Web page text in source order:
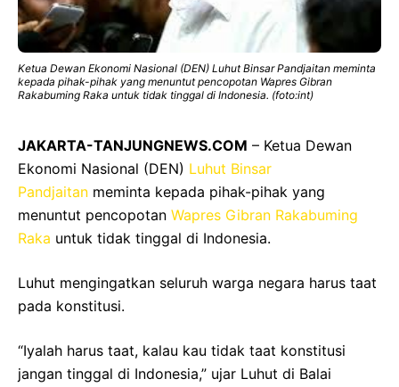
Ketua Dewan Ekonomi Nasional (DEN) Luhut Binsar Pandjaitan meminta
kepada pihak-pihak yang menuntut pencopotan Wapres Gibran
Rakabuming Raka untuk tidak tinggal di Indonesia. (foto:int)
JAKARTA-TANJUNGNEWS.COM – Ketua Dewan
Ekonomi Nasional (DEN) Luhut Binsar
Pandjaitan meminta kepada pihak-pihak yang
menuntut pencopotan Wapres Gibran Rakabuming
Raka untuk tidak tinggal di Indonesia.
Luhut mengingatkan seluruh warga negara harus taat
pada konstitusi.
“Iyalah harus taat, kalau kau tidak taat konstitusi
jangan tinggal di Indonesia,” ujar Luhut di Balai